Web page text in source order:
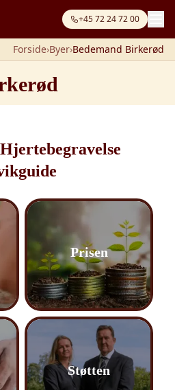
+45 72 24 72 00
Forside›Byer›Bedemand Birkerød
Prisen
Støtten